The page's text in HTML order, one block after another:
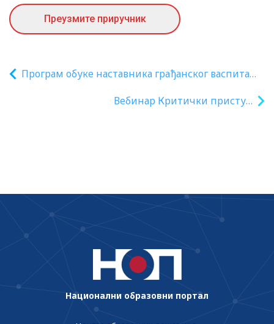
Преузмите приручник
Програм обуке наставника грађанског васпитања
Вебинар Критички приступ
Национални образовни портал